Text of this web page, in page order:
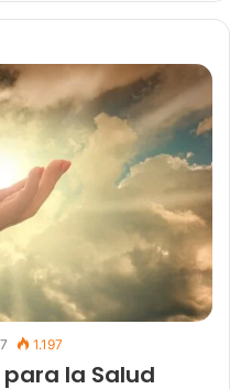
1.197
la Salud